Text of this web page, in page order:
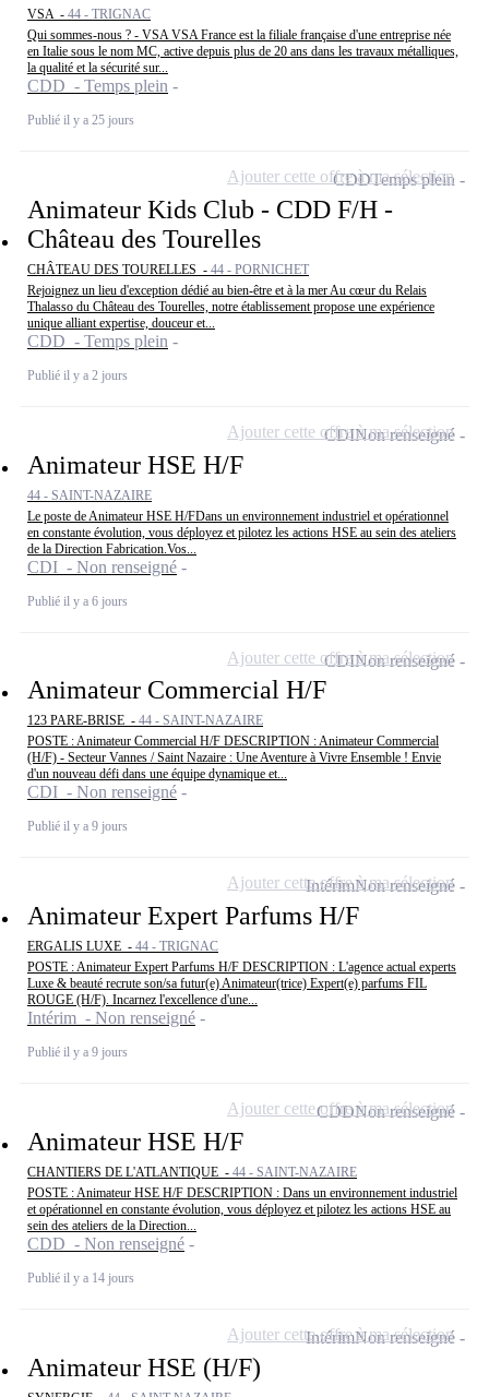
VSA - 44 - TRIGNAC
Qui sommes-nous ? - VSA VSA France est la filiale française d'une entreprise née
en Italie sous le nom MC, active depuis plus de 20 ans dans les travaux métalliques,
la qualité et la sécurité sur...
CDD - Temps plein
Publié il y a 25 jours
Animateur Kids Club - CDD F/H -
Château des Tourelles
CHÂTEAU DES TOURELLES - 44 - PORNICHET
Rejoignez un lieu d'exception dédié au bien-être et à la mer Au cœur du Relais
Thalasso du Château des Tourelles, notre établissement propose une expérience
unique alliant expertise, douceur et...
CDD - Temps plein
Publié il y a 2 jours
CDDTemps plein
Ajouter cette offre à ma sélection
Animateur HSE H/F
44 - SAINT-NAZAIRE
Le poste de Animateur HSE H/FDans un environnement industriel et opérationnel
en constante évolution, vous déployez et pilotez les actions HSE au sein des ateliers
de la Direction Fabrication.Vos...
CDI - Non renseigné
Publié il y a 6 jours
CDINon renseigné
Ajouter cette offre à ma sélection
Animateur Commercial H/F
123 PARE-BRISE - 44 - SAINT-NAZAIRE
POSTE : Animateur Commercial H/F DESCRIPTION : Animateur Commercial
(H/F) - Secteur Vannes / Saint Nazaire : Une Aventure à Vivre Ensemble ! Envie
d'un nouveau défi dans une équipe dynamique et...
CDI - Non renseigné
Publié il y a 9 jours
CDINon renseigné
Ajouter cette offre à ma sélection
Animateur Expert Parfums H/F
ERGALIS LUXE - 44 - TRIGNAC
POSTE : Animateur Expert Parfums H/F DESCRIPTION : L'agence actual experts
Luxe & beauté recrute son/sa futur(e) Animateur(trice) Expert(e) parfums FIL
ROUGE (H/F). Incarnez l'excellence d'une...
Intérim - Non renseigné
Publié il y a 9 jours
IntérimNon renseigné
Ajouter cette offre à ma sélection
Animateur HSE H/F
CHANTIERS DE L'ATLANTIQUE - 44 - SAINT-NAZAIRE
POSTE : Animateur HSE H/F DESCRIPTION : Dans un environnement industriel
et opérationnel en constante évolution, vous déployez et pilotez les actions HSE au
sein des ateliers de la Direction...
CDD - Non renseigné
Publié il y a 14 jours
CDDNon renseigné
Ajouter cette offre à ma sélection
Animateur HSE (H/F)
IntérimNon renseigné
Ajouter cette offre à ma sélection